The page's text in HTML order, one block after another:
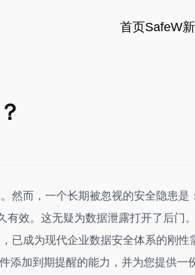
首页SafeW
然而，一个长期被忽视的安全隐患是
有效。这无疑为数据泄露打开了后门
已成为现代企业数据安全体系的刚性
添加到期提醒的能力，并为您提供一